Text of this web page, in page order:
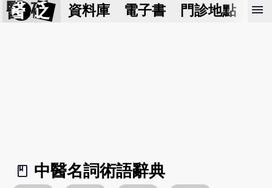
醫 砭 資料庫 電子書 門診地點 預
menu
book_2
中醫名詞術語辭典